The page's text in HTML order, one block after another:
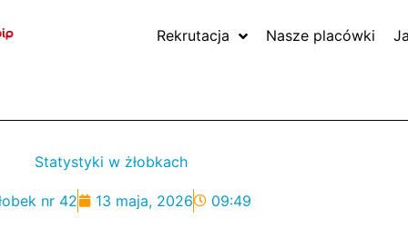
Rekrutacja Nasze placówki
Statystyki w żłobkach
nr 42 13 maja, 2026 09:49